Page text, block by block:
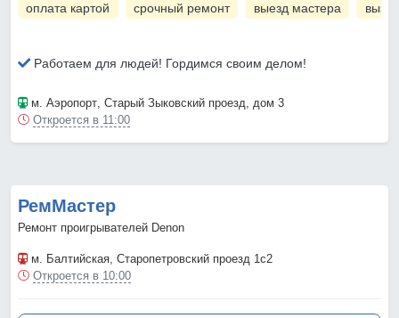
оплата картой срочный ремонт выезд мастера
Работаем для людей! Гордимся своим делом!
м. Аэропорт, Старый Зыковский проезд, дом 3
Откроется в 11:00
РемМастер
Ремонт проигрывателей Denon
м. Балтийская, Старопетровский проезд 1с2
Откроется в 10:00